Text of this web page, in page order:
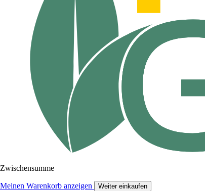
Zwischensumme
Meinen Warenkorb anzeigen Weiter einkaufen